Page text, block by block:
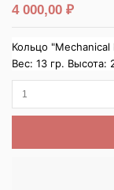
4 000,00 ₽
Кольцо
Вес: 13 гр.